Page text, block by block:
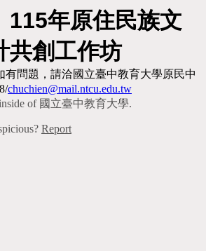
115年原住民族文
共創工作坊
有問題，請洽國立臺中教育大學原民中
chuchien@mail.ntcu.edu.tw
of 國立臺中教育大學.
Report